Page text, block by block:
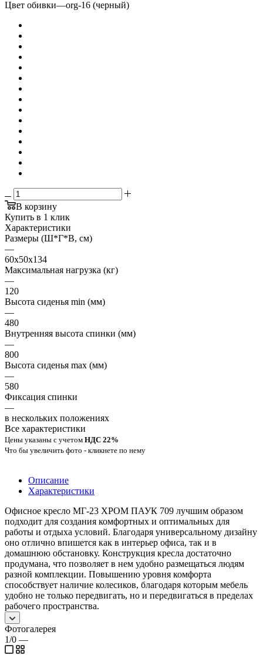
Цвет обивки—org-16 (черный)
В корзину
Купить в 1 клик
Характеристики
Размеры (Ш*Г*В, см)
—
60х50х134
Максимальная нагрузка (кг)
—
120
Высота сиденья min (мм)
—
480
Внутренняя высота спинки (мм)
—
800
Высота сиденья max (мм)
—
580
Фиксация спинки
—
в нескольких положениях
Все характеристики
Цены указаны с учетом НДС 22%
Что бы увеличить фото - кликнете по нему
Описание
Характеристики
Офисное кресло МГ-23 ХРОМ ПАУК 709 лучшим образом
подходит для создания комфортных и оптимальных для
работы и отдыха условий. Благодаря универсальному дизайну
оно отлично впишется как в интерьер офиса, так и в
домашнюю обстановку. Конструкция кресла достаточно
продумана, что позволяет в нем удобно размещаться людям
разной комплекции. Повышению уровня комфорта
способствует наличие колесиков, благодаря которым мебель
удобно не только передвигать, но и передвигаться в пределах
рабочего пространства.
Фотогалерея
1/0 —